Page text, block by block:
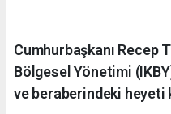
Cumhurbaşkanı Recep
Bölgesel Yönetimi
ve beraberindeki heyeti